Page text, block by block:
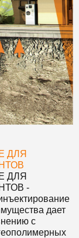
ДЛЯ
ДЛЯ
-
дает
с